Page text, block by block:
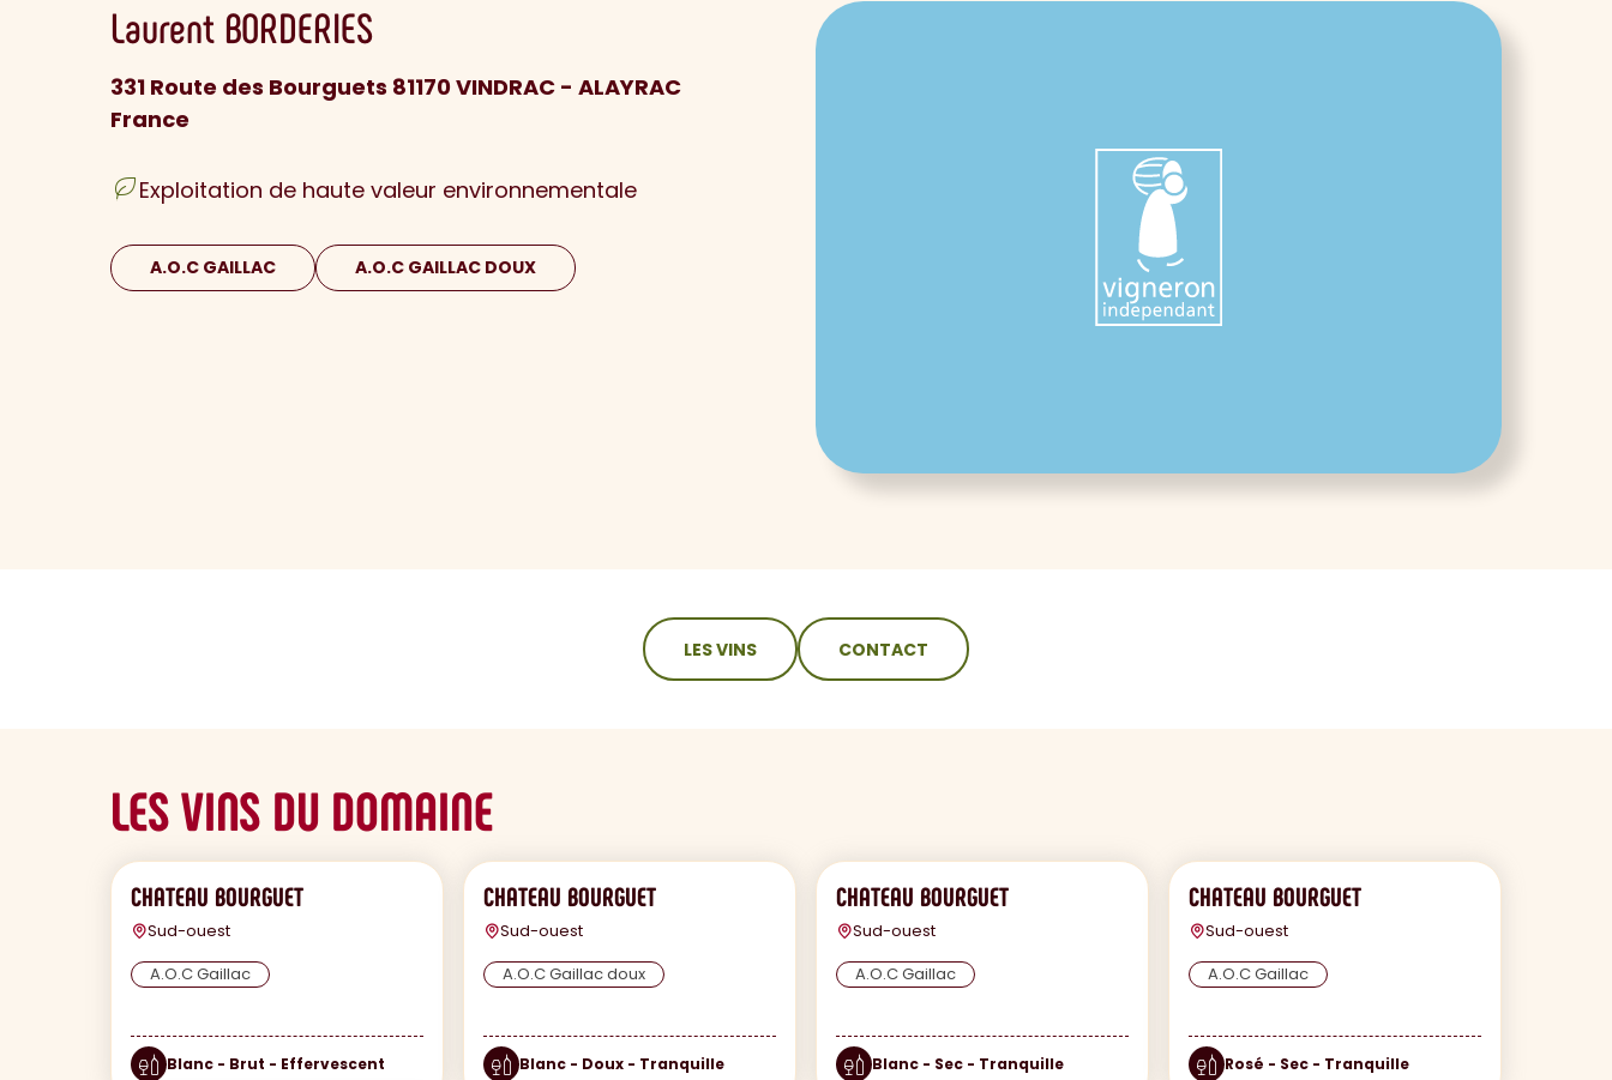
Laurent BORDERIES
331 Route des Bourguets 81170 VINDRAC - ALAYRAC
France
Exploitation de haute valeur environnementale
A.O.C GAILLAC A.O.C GAILLAC DOUX
LES VINS CONTACT
LES VINS DU DOMAINE
CHATEAU BOURGUET
Sud-ouest
A.O.C Gaillac
Blanc - Brut - Effervescent
CHATEAU BOURGUET
Sud-ouest
A.O.C Gaillac doux
Blanc - Doux - Tranquille
CHATEAU BOURGUET
Sud-ouest
A.O.C Gaillac
Blanc - Sec - Tranquille
CHATEAU BOURGUET
Sud-ouest
A.O.C Gaillac
Rosé - Sec - Tranquille